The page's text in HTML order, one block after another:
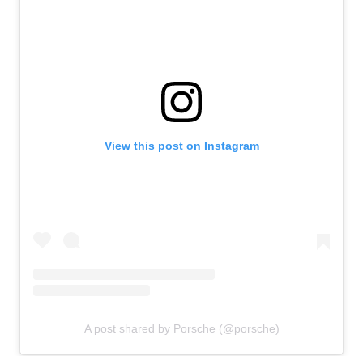
View this post on Instagram
A post shared by Porsche (@porsche)